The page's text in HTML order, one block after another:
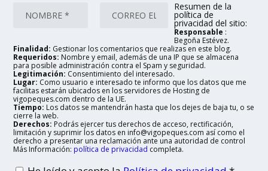
Resumen de la
política de
privacidad del sitio:
Responsable :
Begoña Estévez.
Finalidad: Gestionar los comentarios que realizas en este blog.
Requeridos: Nombre y email, además de una IP que se almacena
para posible administración contra el Spam y seguridad.
Legitimación: Consentimiento del interesado.
Lugar: Como usuario e interesado te informo que los datos que me
facilitas estarán ubicados en los servidores de Hosting de
vigopeques.com dentro de la UE.
Tiempo: Los datos se mantendrán hasta que los dejes de baja tu, o se
cierre la web.
Derechos: Podrás ejercer tus derechos de acceso, rectificación,
limitación y suprimir los datos en info@vigopeques.com así como el
derecho a presentar una reclamación ante una autoridad de control
Más Información: política de privacidad completa.